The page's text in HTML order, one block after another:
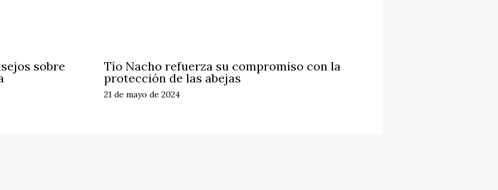
sobre
Tío Nacho refuerza su compromiso con la
protección de las abejas
21 de mayo de 2024